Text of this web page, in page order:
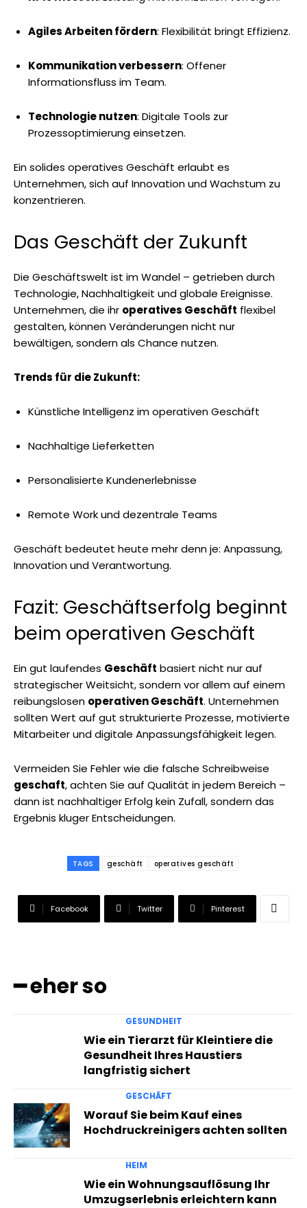
Agiles Arbeiten fördern: Flexibilität bringt Effizienz.
Kommunikation verbessern: Offener
Informationsfluss im Team.
Technologie nutzen: Digitale Tools zur
Prozessoptimierung einsetzen.
Ein solides operatives Geschäft erlaubt es
Unternehmen, sich auf Innovation und Wachstum zu
konzentrieren.
Das Geschäft der Zukunft
Die Geschäftswelt ist im Wandel – getrieben durch
Technologie, Nachhaltigkeit und globale Ereignisse.
Unternehmen, die ihr operatives Geschäft flexibel
gestalten, können Veränderungen nicht nur
bewältigen, sondern als Chance nutzen.
Trends für die Zukunft:
Künstliche Intelligenz im operativen Geschäft
Nachhaltige Lieferketten
Personalisierte Kundenerlebnisse
Remote Work und dezentrale Teams
Geschäft bedeutet heute mehr denn je: Anpassung,
Innovation und Verantwortung.
Fazit: Geschäftserfolg beginnt
beim operativen Geschäft
Ein gut laufendes Geschäft basiert nicht nur auf
strategischer Weitsicht, sondern vor allem auf einem
reibungslosen operativen Geschäft. Unternehmen
sollten Wert auf gut strukturierte Prozesse, motivierte
Mitarbeiter und digitale Anpassungsfähigkeit legen.
Vermeiden Sie Fehler wie die falsche Schreibweise
geschaft, achten Sie auf Qualität in jedem Bereich –
dann ist nachhaltiger Erfolg kein Zufall, sondern das
Ergebnis kluger Entscheidungen.
TAGS geschäft operatives geschäft
Facebook Twitter Pinterest
━ eher so
GESUNDHEIT
Wie ein Tierarzt für Kleintiere die
Gesundheit Ihres Haustiers
langfristig sichert
GESCHÄFT
Worauf Sie beim Kauf eines
Hochdruckreinigers achten sollten
HEIM
Wie ein Wohnungsauflösung Ihr
Umzugserlebnis erleichtern kann